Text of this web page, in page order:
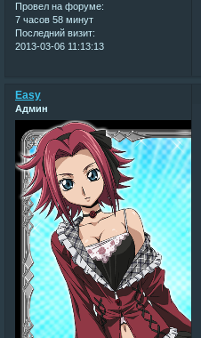
Провел на форуме:
7 часов 58 минут
Последний визит:
2013-03-06 11:13:13
Easy
Админ